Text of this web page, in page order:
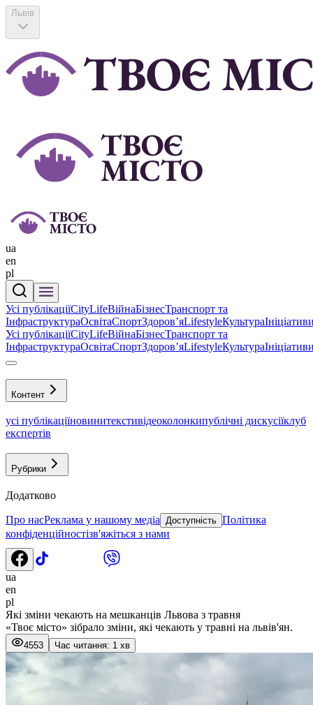
Львів
ua
en
pl
Усі публікаціїCityLifeВійнаБізнесТранспорт та
ІнфраструктураОсвітаСпортЗдоровʼяLifestyleКультура
Усі публікаціїCityLifeВійнаБізнесТранспорт та
ІнфраструктураОсвітаСпортЗдоровʼяLifestyleКультура
Контент
усі публікаціїновинитекстивідеоколонкипублічні дискусіїклуб
експертів
Рубрики
Додатково
Про насРеклама у нашому медіа Доступність Політика
конфіденційностізв'яжіться з нами
ua
en
pl
Які зміни чекають на мешканців Львова з травня
«Твоє місто» зібрало зміни, які чекають у травні на львів'ян.
4553 Час читання: 1 хв